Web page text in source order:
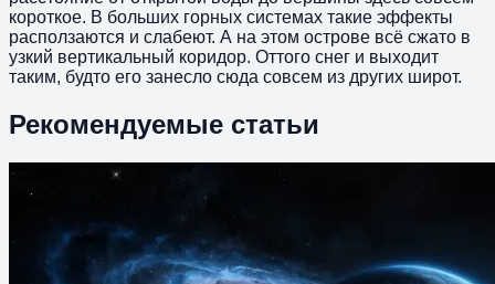
короткое. В больших горных системах такие эффекты
расползаются и слабеют. А на этом острове всё сжато в
узкий вертикальный коридор. Оттого снег и выходит
таким, будто его занесло сюда совсем из других широт.
Рекомендуемые статьи